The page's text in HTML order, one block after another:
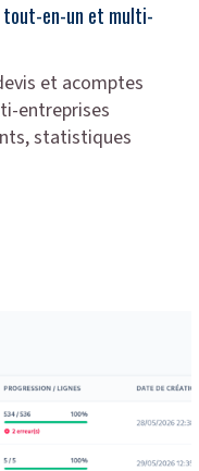
tout-en-un et multi-
et acomptes
entreprises
statistiques